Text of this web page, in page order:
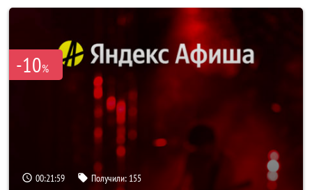
-10%
00:21:59 Получили: 155